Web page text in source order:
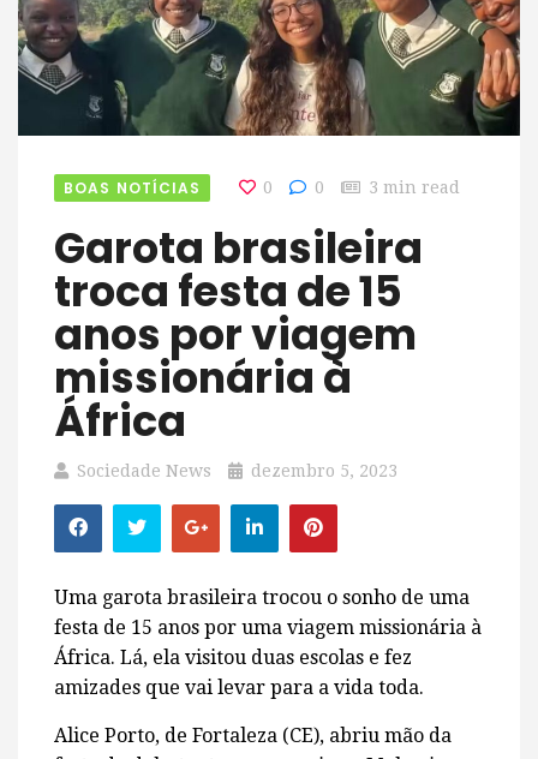
BOAS NOTÍCIAS 0 0 3 min read
Garota brasileira
troca festa de 15
anos por viagem
missionária à
África
Sociedade News dezembro 5, 2023
Uma garota brasileira trocou o sonho de uma
festa de 15 anos por uma viagem missionária à
África. Lá, ela visitou duas escolas e fez
amizades que vai levar para a vida toda.
Alice Porto, de Fortaleza (CE), abriu mão da